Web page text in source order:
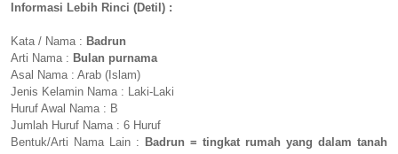
Informasi Lebih Rinci (Detil) :
Kata / Nama : Badrun
Arti Nama : Bulan purnama
Asal Nama : Arab (Islam)
Jenis Kelamin Nama : Laki-Laki
Huruf Awal Nama : B
Jumlah Huruf Nama : 6 Huruf
Bentuk/Arti Nama Lain : Badrun = tingkat rumah yang dalam tanah